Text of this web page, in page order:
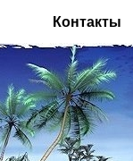
Контакты